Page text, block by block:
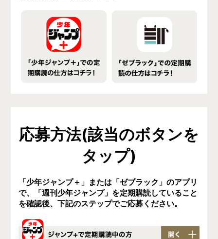
応募方法(該当のボタンを
タップ)
「少年ジャンプ＋」または「ゼブラック」のアプリ
で、「週刊少年ジャンプ」を定期購読していること
を確認後、下記のステップでご応募ください。